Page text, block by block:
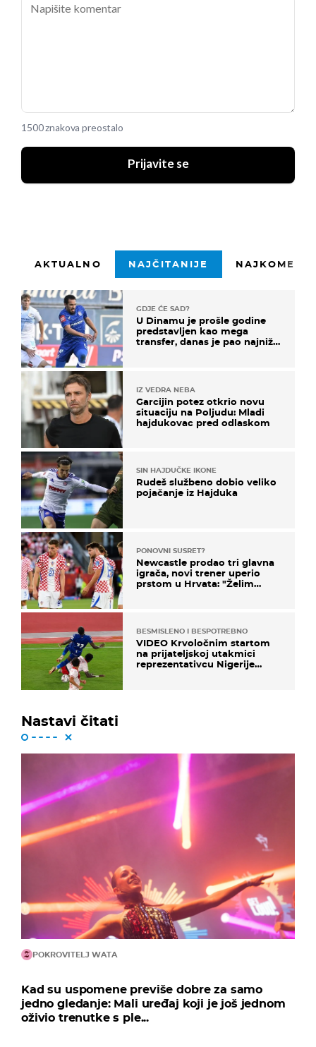
1500 znakova preostalo
Prijavite se
AKTUALNO NAJČITANIJE
GDJE ĆE SAD?
U Dinamu je prošle godine
predstavljen kao mega
transfer, danas je pao najniže
IZ VEDRA NEBA
Garcijin potez otkrio novu
situaciju na Poljudu: Mladi
hajdukovac pred odlaskom
SIN HAJDUČKE IKONE
Rudeš službeno dobio veliko
pojačanje iz Hajduka
PONOVNI SUSRET?
Newcastle prodao tri glavna
igrača, novi trener uperio
prstom u Hrvata: "Želim
BESMISLENO I BESPOTREBNO
VIDEO Krvoločnim startom
na prijateljskoj utakmici
reprezentativcu Nigerije
Nastavi čitati
POKROVITELJ WATA
Kad su uspomene previše dobre za samo
jedno gledanje: Mali uređaj koji je još jednom
oživio trenutke s ple...